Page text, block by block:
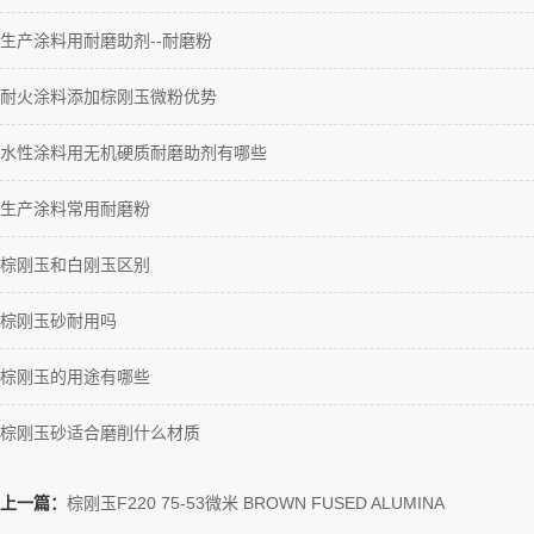
生产涂料用耐磨助剂--耐磨粉
耐火涂料添加棕刚玉微粉优势
水性涂料用无机硬质耐磨助剂有哪些
生产涂料常用耐磨粉
棕刚玉和白刚玉区别
棕刚玉砂耐用吗
棕刚玉的用途有哪些
棕刚玉砂适合磨削什么材质
上一篇： 棕刚玉F220 75-53微米 BROWN FUSED ALUMINA